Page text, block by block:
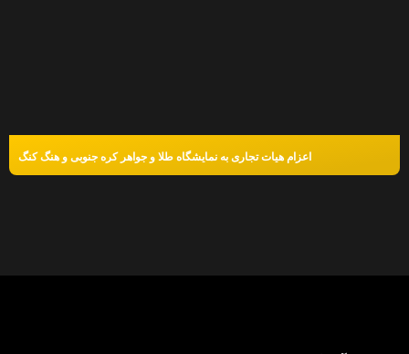
اعزام هیات تجاری به نمایشگاه طلا و جواهر کره جنوبی و هنگ کنگ